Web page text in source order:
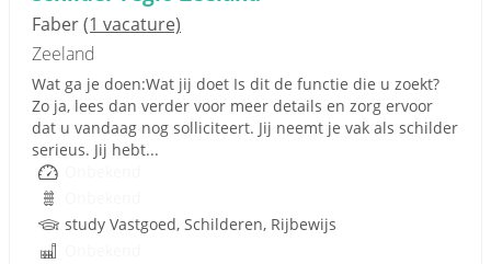
Faber(1 vacature)
Zeeland
Wat ga je doen:Wat jij doet Is dit de functie die u zoekt?
Zo ja, lees dan verder voor meer details en zorg ervoor
dat u vandaag nog solliciteert. Jij neemt je vak als schilder
serieus. Jij hebt...
study Vastgoed, Schilderen, Rijbewijs